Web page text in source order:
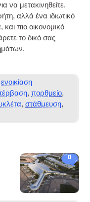
να μετακινηθείτε.
αλλά ένα ιδιωτικό
πιο οικονομικό
το δικό σας
ενοικίαση
,πορθμείο,
,στάθμευση,
0